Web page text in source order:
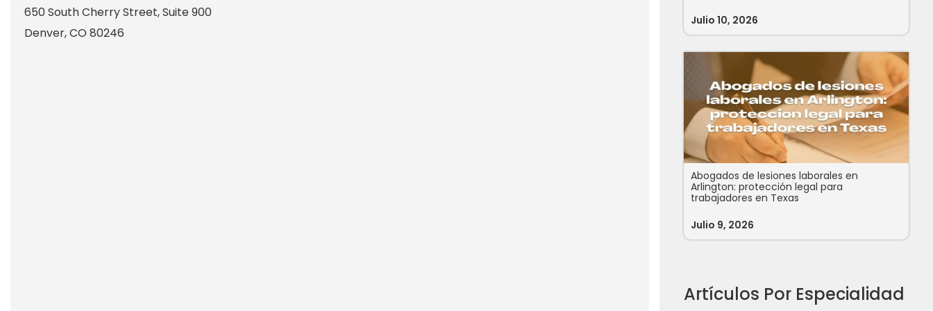
650 South Cherry Street, Suite 900
Denver,CO 80246
Julio 10, 2026
Abogados de lesiones laborales en
Arlington: protección legal para
trabajadores en Texas
Julio 9, 2026
Artículos Por Especialidad